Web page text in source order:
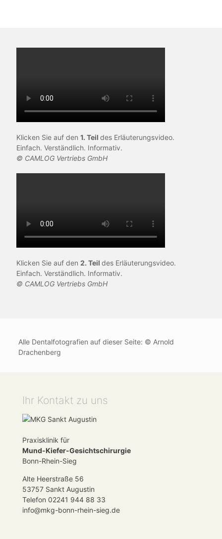
Klicken Sie auf den 1. Teil des Erläuterungsvideo.
Einfach. Verständlich. Informativ.
© CAMLOG Vertriebs GmbH
Klicken Sie auf den 2. Teil des Erläuterungsvideo.
Einfach. Verständlich. Informativ.
© CAMLOG Vertriebs GmbH
Alle Dentalfotografien auf dieser Seite: © Arnold
Drachenberg
Ihr Kontakt zu uns
Praxisklinik für
Mund-Kiefer-Gesichtschirurgie
Bonn-Rhein-Sieg
Alte Heerstraße 56
53757 Sankt Augustin
Telefon 02241 944 88 33
info@mkg-bonn-rhein-sieg.de